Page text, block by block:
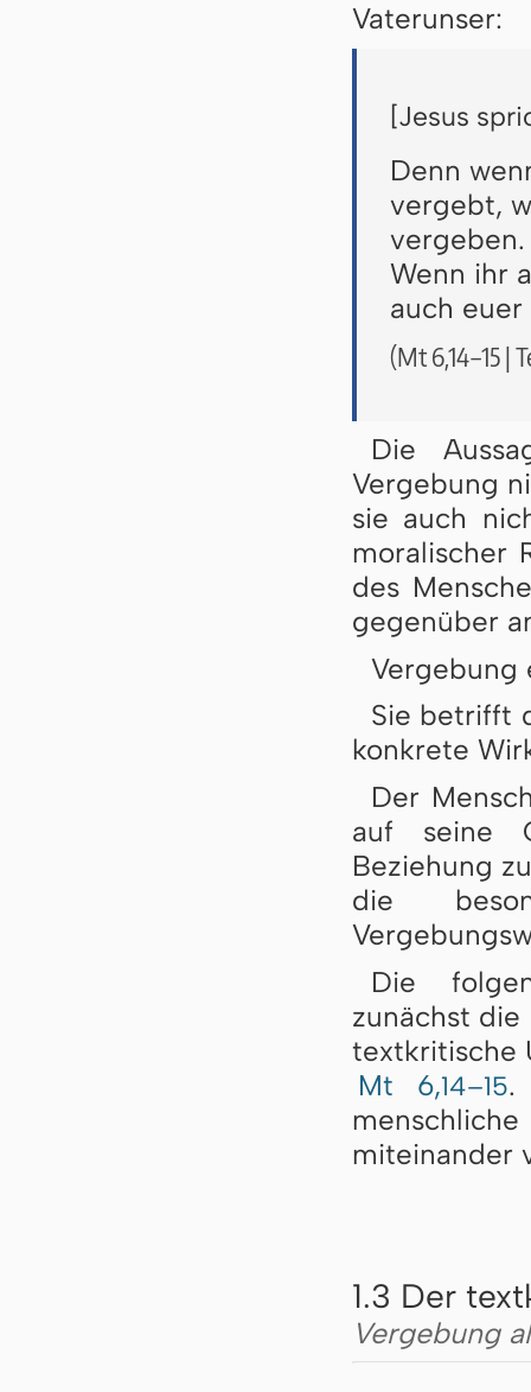
Vaterunser:
[Jesus
Denn
vergebt,
vergeben.
Wenn ihr
auch
(Mt 6,14–15 |
Die
Vergebung
sie auch
moralischer
des
gegenüber
Vergebung
Sie betrifft
konkrete
Der
auf seine
Beziehung
die
Die
zunächst
textkritische
Mt 6,14–15.
miteinander
1.3 Der
Vergebung